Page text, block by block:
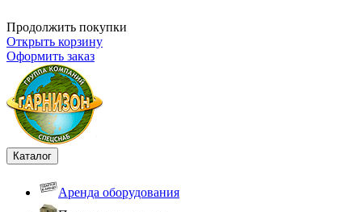
Продолжить покупки
Открыть корзину
Оформить заказ
Каталог
Аренда оборудования